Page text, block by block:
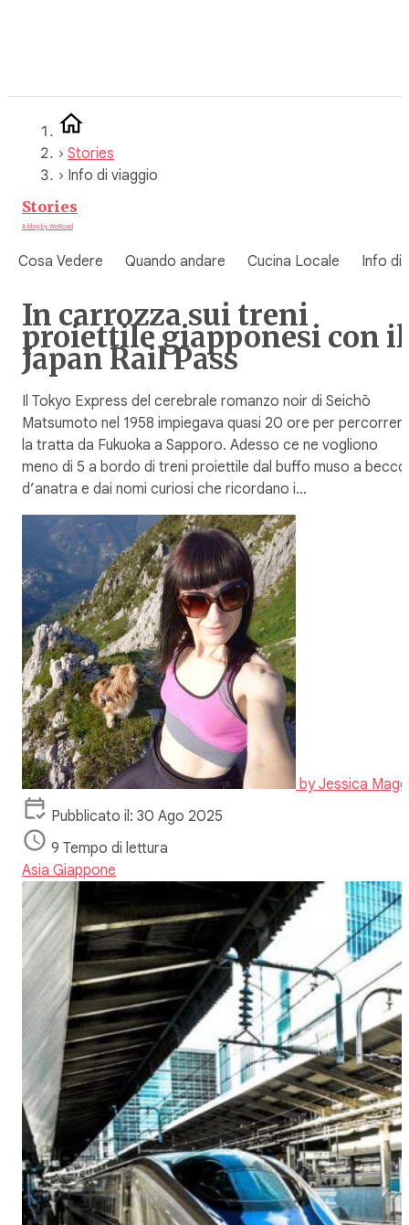
› Stories
› Info di viaggio
Stories
A blog by WeRoad
Cosa Vedere Quando andare Cucina Locale Info di
In carrozza sui treni
proiettile giapponesi con il
Japan Rail Pass
Il Tokyo Express del cerebrale romanzo noir di Seichō
Matsumoto nel 1958 impiegava quasi 20 ore per
la tratta da Fukuoka a Sapporo. Adesso ce ne vogliono
meno di 5 a bordo di treni proiettile dal buffo muso a becco
d’anatra e dai nomi curiosi che ricordano i…
byJessica
Pubblicato il: 30 Ago 2025
9 Tempo di lettura
Asia Giappone